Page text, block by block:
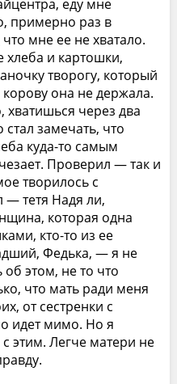
еду мне
примерно раз в
мне ее не хватало.
и картошки,
творогу, который
корову она не держала.
через два
замечать, что
куда-то самым
Проверил — так и
творилось с
— тетя Надя ли,
которая одна
кто-то из ее
Федька, — я не
этом, не то что
что мать ради меня
от сестренки с
идет мимо. Но я
этим. Легче матери не